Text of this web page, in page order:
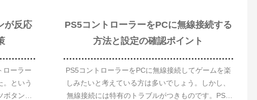
が反応
ローラー
。という
タンが
PS5コントローラーをPCに無線接続する
方法と設定の確認ポイント
PS5コントローラーをPCに無線接続してゲームを楽
しみたいと考えている方は多いでしょう。しかし、
無線接続には特有のトラブルがつきものです。PS5